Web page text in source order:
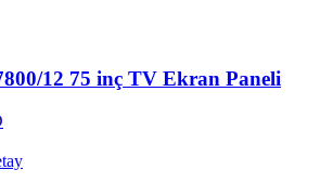
12 75 inç TV Ekran Paneli